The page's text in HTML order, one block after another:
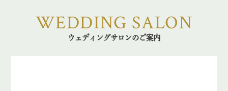
WEDDING SALON
ウェディングサロンのご案内